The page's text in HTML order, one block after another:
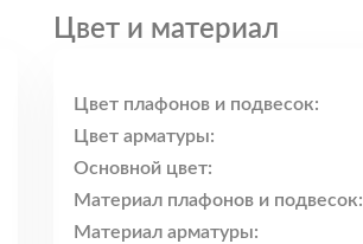
Цвет и материал
Цвет плафонов и подвесок:
Цвет арматуры:
Основной цвет:
Материал плафонов и подвесок:
Материал арматуры: